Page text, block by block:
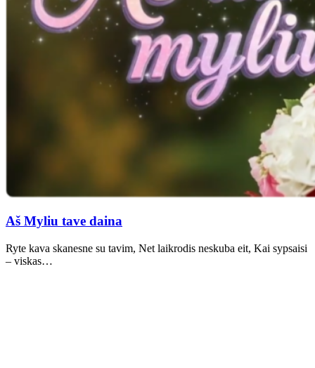
Aš Myliu tave daina
Ryte kava skanesne su tavim, Net laikrodis neskuba eit, Kai sypsaisi
– viskas…